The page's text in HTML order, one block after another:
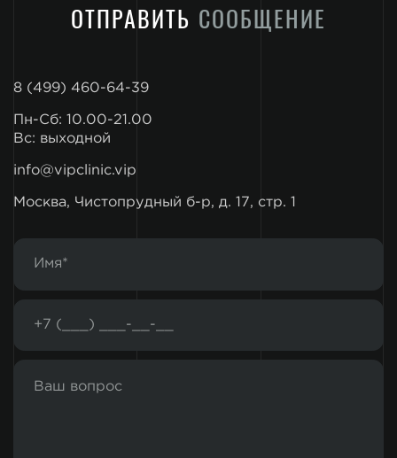
ОТПРАВИТЬ СООБЩЕНИЕ
8 (499) 460-64-39
Пн-Сб: 10.00-21.00
Вс: выходной
info@vipclinic.vip
Москва, Чистопрудный б-р, д. 17, стр. 1